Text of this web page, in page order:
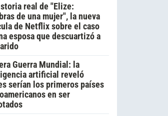
real de "Elize:
de una mujer", la nueva
de Netflix sobre el caso
esposa que descuartizó a
Guerra Mundial: la
artificial reveló
serían los primeros países
en ser